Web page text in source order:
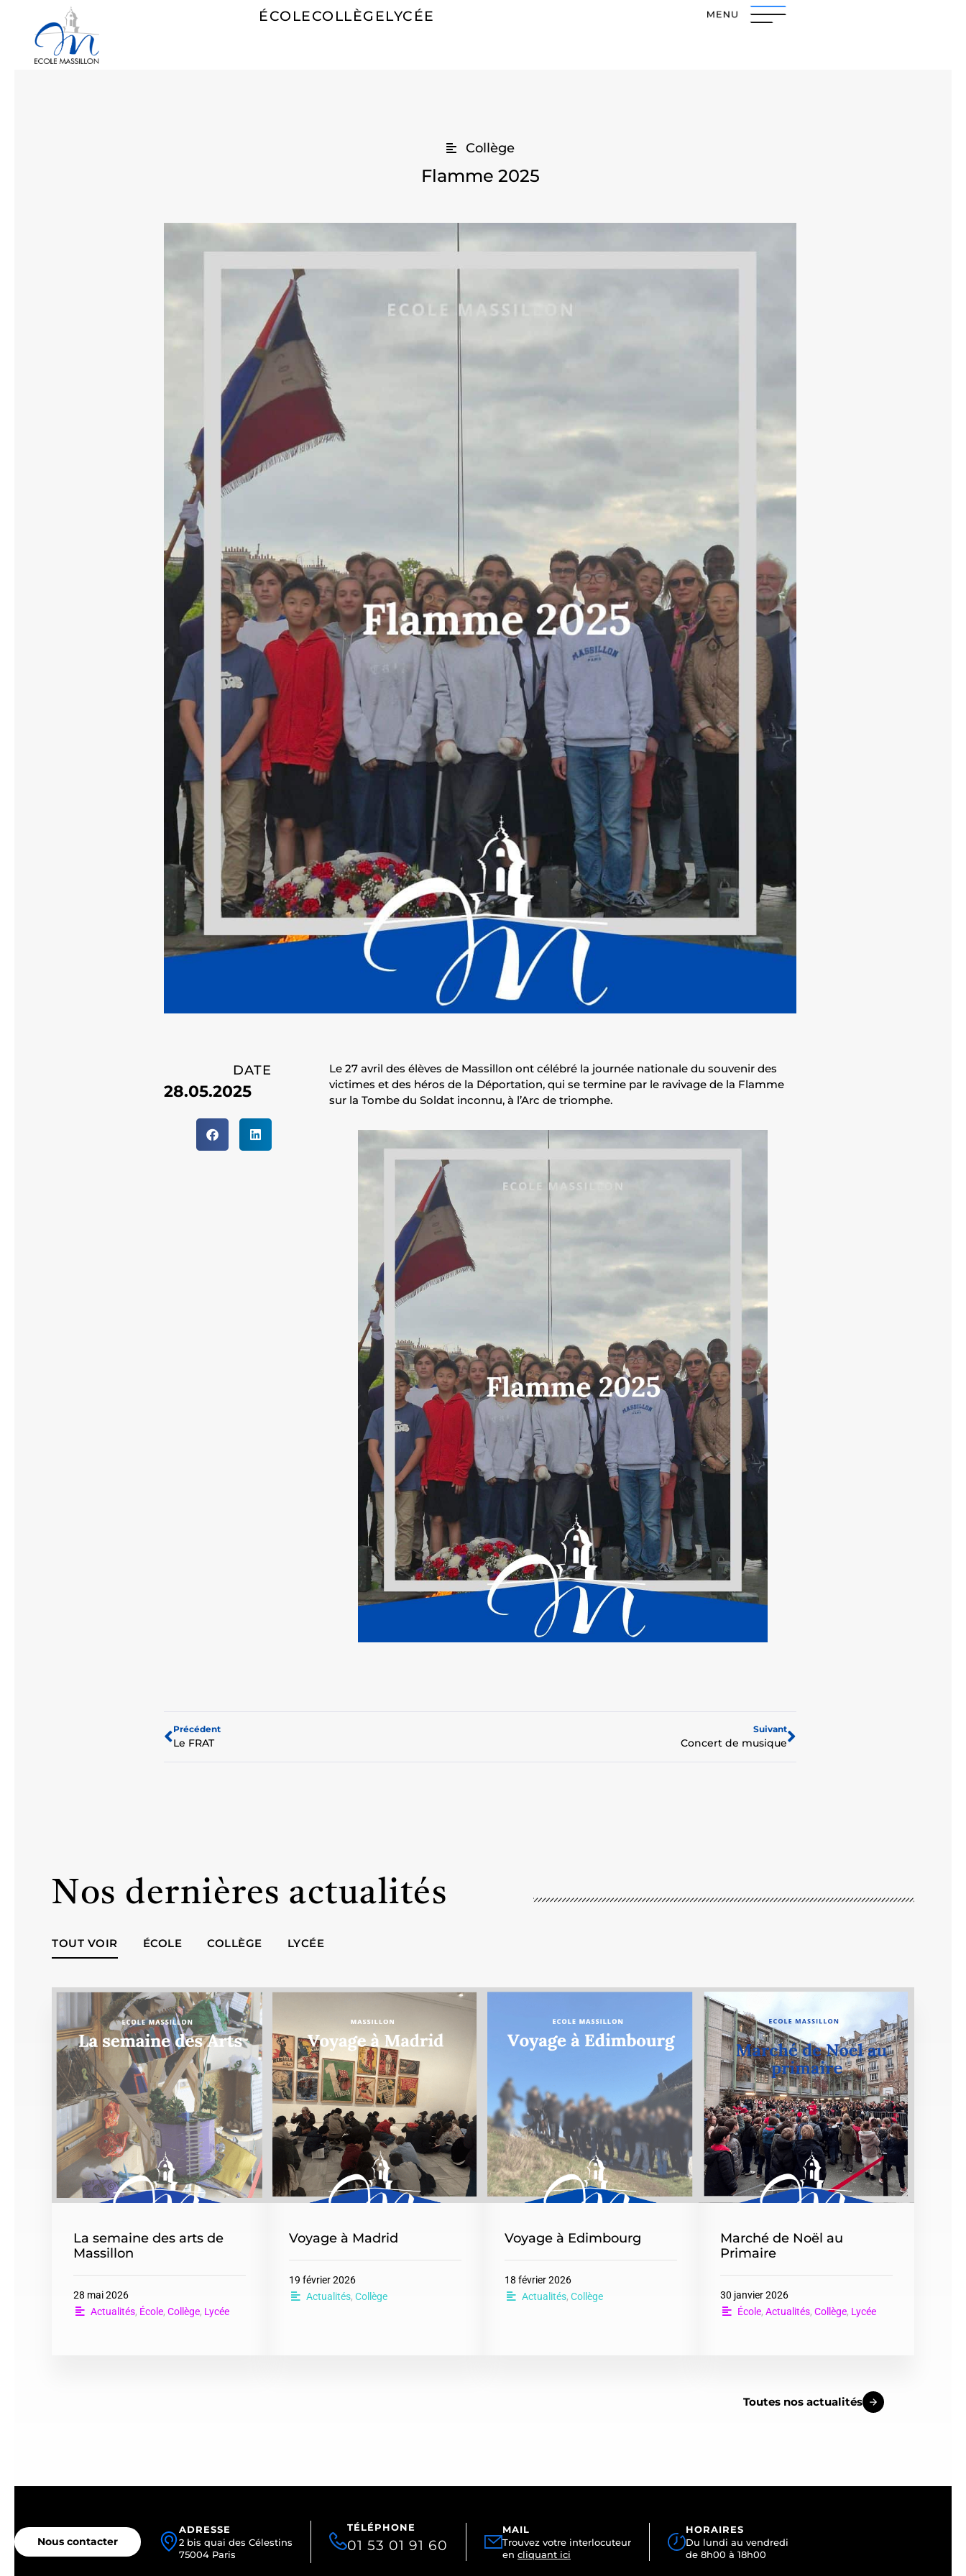
ÉCOLECOLLÈGELYCÉE
Collège
Flamme 2025
DATE
28.05.2025
Le 27 avril des élèves de Massillon ont célébré la journée nationale du souvenir des
victimes et des héros de la Déportation, qui se termine par le ravivage de la Flamme
sur la Tombe du Soldat inconnu, à l’Arc de triomphe.
Précédent
Le FRAT
Suivant
Concert de musique
Nos dernières actualités
TOUT VOIR ÉCOLE COLLÈGE LYCÉE
La semaine des arts de
Massillon
28 mai 2026
Actualités, École, Collège, Lycée
Voyage à Madrid
19 février 2026
Actualités, Collège
Voyage à Edimbourg
18 février 2026
Actualités, Collège
Marché de Noël au
Primaire
30 janvier 2026
École, Actualités, Collège, Lycée
Toutes nos actualités
Nous contacter
ADRESSE
2 bis quai des Célestins
75004 Paris
TÉLÉPHONE
01 53 01 91 60
MAIL
Trouvez votre interlocuteur
en cliquant ici
HORAIRES
Du lundi au vendredi
de 8h00 à 18h00